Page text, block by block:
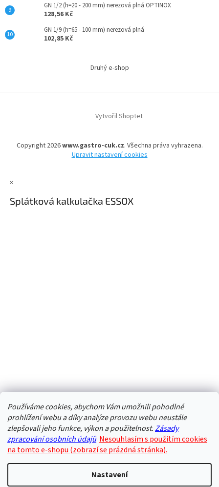
Používáme cookies, abychom Vám umožnili pohodlné
prohlížení webu a díky analýze provozu webu neustále
zlepšovali jeho funkce, výkon a použitelnost.Zásady
zpracování osobních údajů Nesouhlasím s použitím cookies
na tomto e-shopu (zobrazí se prázdná stránka).
Nastavení
GN 1/2 (h=20 - 200 mm) nerezová plná OPTINOX
128,56 Kč
GN 1/9 (h=65 - 100 mm) nerezová plná
102,85 Kč
Druhý e-shop
Vytvořil Shoptet
Copyright 2026www.gastro-cuk.cz. Všechna práva vyhrazena.
Upravit nastavení cookies
×
Splátková kalkulačka ESSOX